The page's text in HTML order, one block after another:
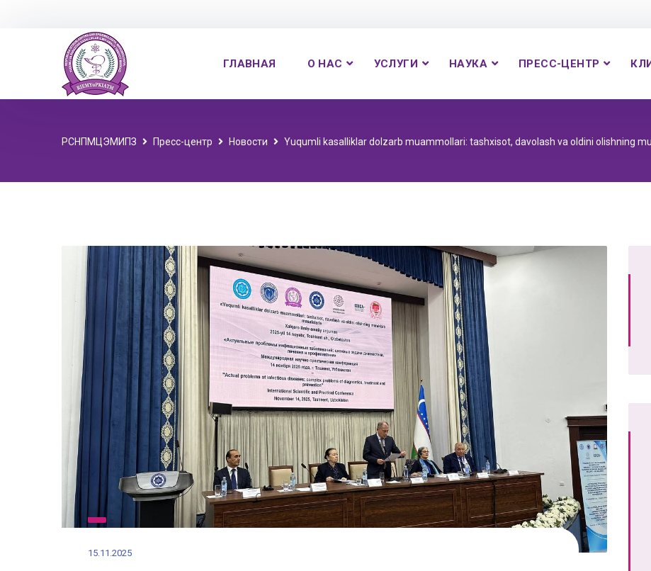
ГЛАВНАЯ О НАС УСЛУГИ НАУКА ПРЕСС-ЦЕНТР
РСНПМЦЭМИПЗ Пресс-центр Новости Yuqumli kasalliklar dolzarb muammollari: tashxisot, davolash va oldini olishning
15.11.2025